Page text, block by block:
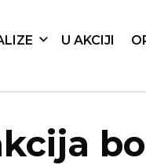
U AKCIJI